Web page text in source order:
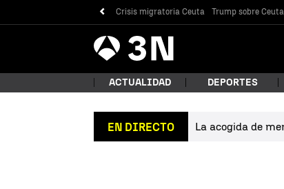
Crisis migratoria Ceuta Trump sobre Ceuta
Antena
3 Noticias
ACTUALIDAD DEPORTES
EN DIRECTO La acogida de